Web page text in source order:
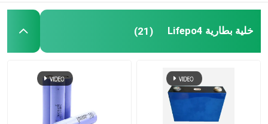
بطارية ليثيوم فوسفات الحديد الشمسية
نظام البطارية ESS
محطات الطاقة المحمولة
خلية بطارية Lifepo4 (21)